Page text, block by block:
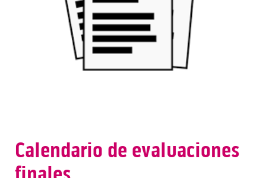
Calendario de evaluaciones